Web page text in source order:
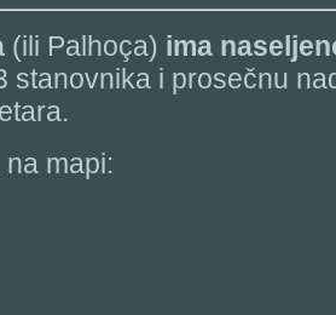
(ili Palhoça) ima
stanovnika i prosečnu
mapi: